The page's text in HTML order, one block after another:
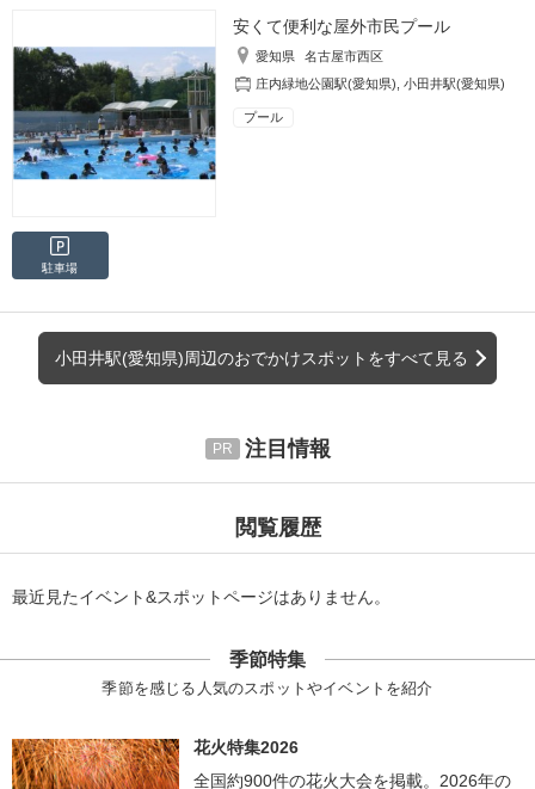
安くて便利な屋外市民プール
愛知県
名古屋市西区
庄内緑地公園駅(愛知県) ,小田井駅(愛知県)
プール
駐車場
小田井駅(愛知県)周辺のおでかけスポットをすべて見る
注目情報
閲覧履歴
最近見たイベント&スポットページはありません。
季節特集
季節を感じる人気のスポットやイベントを紹介
花火特集2026
全国約900件の花火大会を掲載。2026年の